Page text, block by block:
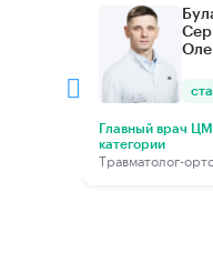
Главный врач
категории
Травматолог-